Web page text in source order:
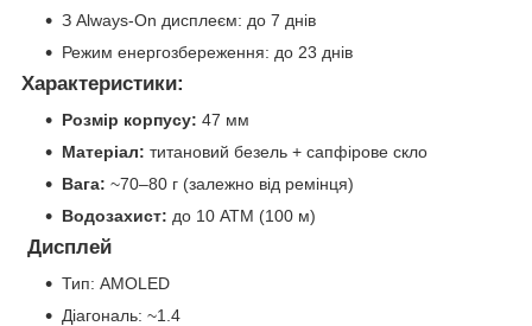
З Always-On дисплеєм: до 7 днів
Режим енергозбереження: до 23 днів
Характеристики:
Розмір корпусу: 47 мм
Матеріал: титановий безель + сапфірове скло
Вага: ~70–80 г (залежно від ремінця)
Водозахист: до 10 ATM (100 м)
Дисплей
Тип: AMOLED
Діагональ: ~1.4